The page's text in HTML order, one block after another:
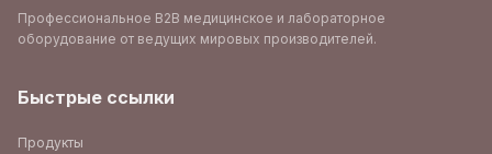
Профессиональное B2B медицинское и лабораторное
оборудование от ведущих мировых производителей.
Быстрые ссылки
Продукты